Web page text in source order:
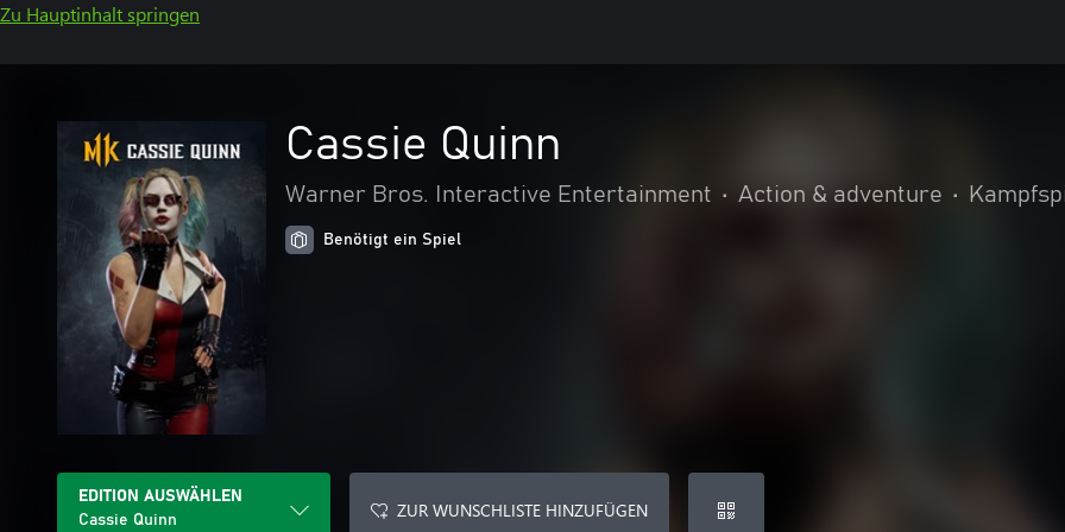
Zu Hauptinhalt springen
Cassie Quinn
Warner Bros. Interactive Entertainment • Action & adventure •
Benötigt ein Spiel
EDITION AUSWÄHLEN
Cassie Quinn
ZUR WUNSCHLISTE HINZUFÜGEN